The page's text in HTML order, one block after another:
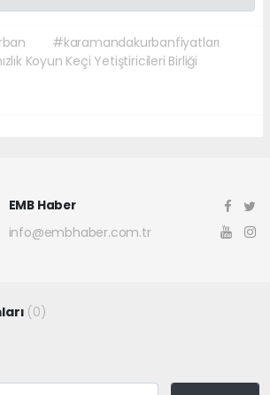
#karamandakurbanfiyatları
Koyun Keçi Yetiştiricileri Birliği
EMB Haber
info@embhaber.com.tr
(0)